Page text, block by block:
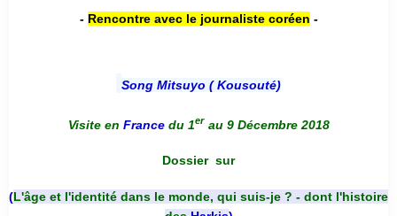
- Rencontre avec le journaliste coréen -
Song Mitsuyo ( Kousouté)
Visite en France du 1er au 9 Décembre 2018
Dossier sur
(L'âge et l'identité dans le monde, qui suis-je ? - dont l'histoire